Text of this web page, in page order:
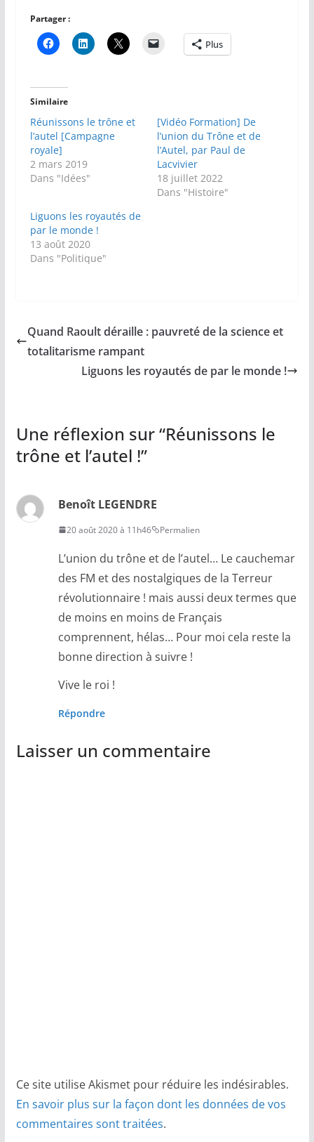
Partager :
Plus
Similaire
Réunissons le trône et
l’autel [Campagne
royale]
2 mars 2019
Dans "Idées"
[Vidéo Formation] De
l’union du Trône et de
l’Autel, par Paul de
Lacvivier
18 juillet 2022
Dans "Histoire"
Liguons les royautés de
par le monde !
13 août 2020
Dans "Politique"
Quand Raoult déraille : pauvreté de la science et
totalitarisme rampant
Liguons les royautés de par le monde !
Une réflexion sur “Réunissons le
trône et l’autel !”
Benoît LEGENDRE
20 août 2020 à 11h46 Permalien
L’union du trône et de l’autel… Le cauchemar
des FM et des nostalgiques de la Terreur
révolutionnaire ! mais aussi deux termes que
de moins en moins de Français
comprennent, hélas… Pour moi cela reste la
bonne direction à suivre !
Vive le roi !
Répondre
Laisser un commentaire
Ce site utilise Akismet pour réduire les indésirables.
En savoir plus sur la façon dont les données de vos
commentaires sont traitées.